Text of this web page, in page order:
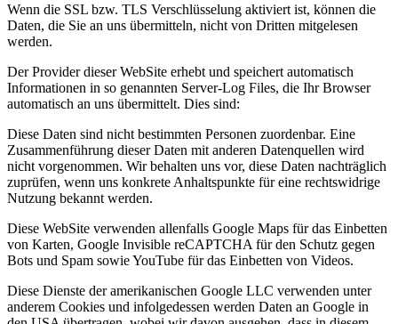
Wenn die SSL bzw. TLS Verschlüsselung aktiviert ist, können die
Daten, die Sie an uns übermitteln, nicht von Dritten mitgelesen
werden.
Der Provider dieser WebSite erhebt und speichert automatisch
Informationen in so genannten Server-Log Files, die Ihr Browser
automatisch an uns übermittelt. Dies sind:
Diese Daten sind nicht bestimmten Personen zuordenbar. Eine
Zusammenführung dieser Daten mit anderen Datenquellen wird
nicht vorgenommen. Wir behalten uns vor, diese Daten nachträglich
zuprüfen, wenn uns konkrete Anhaltspunkte für eine rechtswidrige
Nutzung bekannt werden.
Diese WebSite verwenden allenfalls Google Maps für das Einbetten
von Karten, Google Invisible reCAPTCHA für den Schutz gegen
Bots und Spam sowie YouTube für das Einbetten von Videos.
Diese Dienste der amerikanischen Google LLC verwenden unter
anderem Cookies und infolgedessen werden Daten an Google in